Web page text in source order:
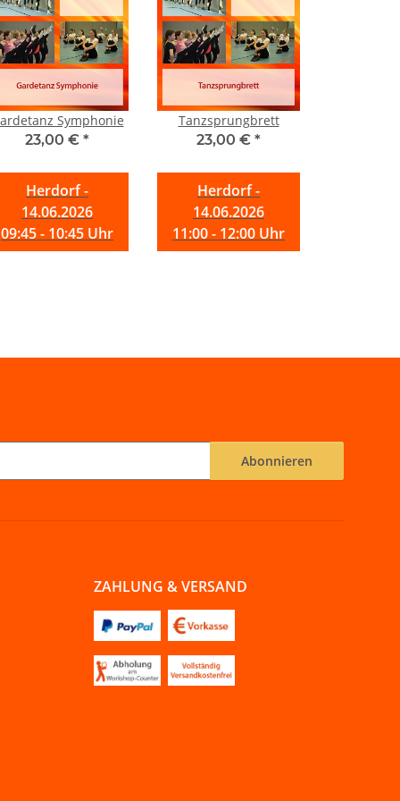
Symphonie
23,00 € *
Herdorf -
14.06.2026
09:45 - 10:45 Uhr
Tanzsprungbrett
23,00 € *
Herdorf -
14.06.2026
11:00 - 12:00 Uhr
Abonnieren
ZAHLUNG & VERSAND